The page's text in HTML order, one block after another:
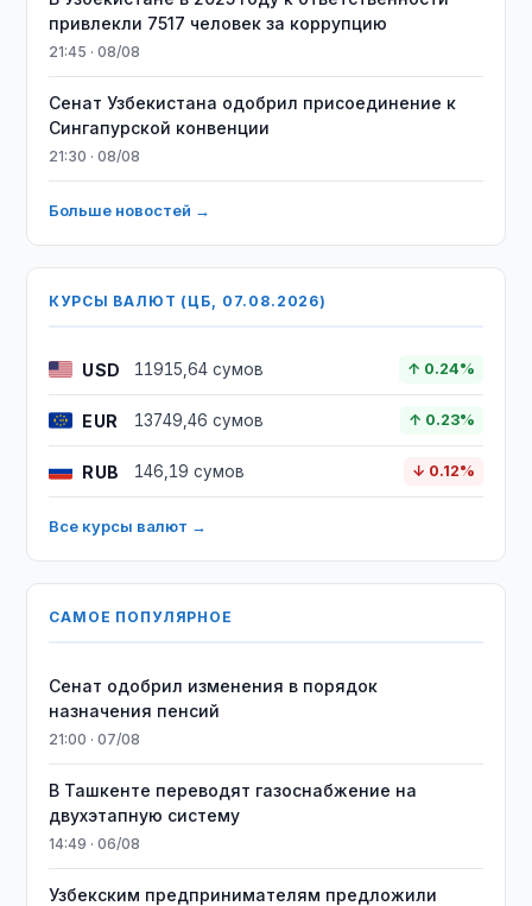
привлекли 7517 человек за коррупцию
21:45 · 08/08
Сенат Узбекистана одобрил присоединение к
Сингапурской конвенции
21:30 · 08/08
Больше новостей →
КУРСЫ ВАЛЮТ (ЦБ, 07.08.2026)
USD 11915,64 сумов ↑ 0.24%
EUR 13749,46 сумов ↑ 0.23%
RUB 146,19 сумов ↓ 0.12%
Все курсы валют →
САМОЕ ПОПУЛЯРНОЕ
Сенат одобрил изменения в порядок
назначения пенсий
21:00 · 07/08
В Ташкенте переводят газоснабжение на
двухэтапную систему
14:49 · 06/08
Узбекским предпринимателям предложили